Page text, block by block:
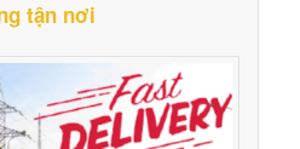
tận nơi